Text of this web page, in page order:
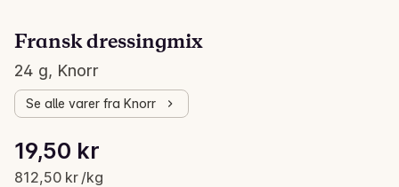
Fransk dressingmix
24 g, Knorr
Se alle varer fra Knorr
Gjeldende pris er: 19,50 kr
19,50 kr
812,50 kr /kg
Stykkpris: 812,50 kr /kg